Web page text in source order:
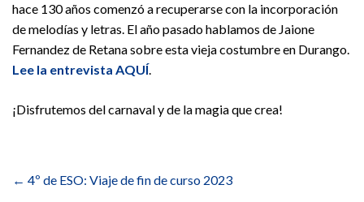
hace 130 años comenzó a recuperarse con la incorporación
de melodías y letras. El año pasado hablamos de Jaione
Fernandez de Retana sobre esta vieja costumbre en Durango.
Lee la entrevista AQUÍ.
¡Disfrutemos del carnaval y de la magia que crea!
de
← 4º de ESO: Viaje de fin de curso 2023